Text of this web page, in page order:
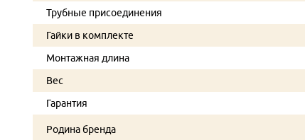
Трубные присоединения
Гайки в комплекте
Монтажная длина
Вес
Гарантия
Родина бренда